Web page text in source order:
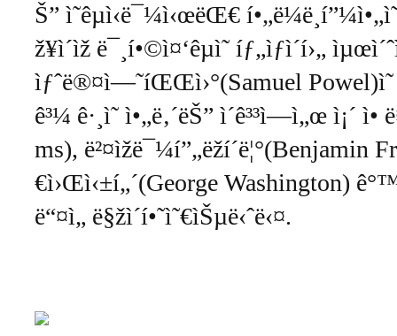
Š” ì˜êµ­ì‹ë¯¼ì‹œëŒ€
ž¥ì´ìž ë¯¸í•©ì¤‘êµ­ì˜ íƒ„ìƒì´í›„
ìƒˆë®¤ì—˜íŒŒì›°(Samuel Powel)ì˜
ê³¼ ê·¸ì˜ ì•„ë‚´ëŠ” ì´ê³³ì—ì„œ ì¡´
ms), ë²¤ìžë¯¼í”„ëž­í´ë¦°(Benjamin
€ì›Œì‹±í„´(George Washington)
ë“¤ì„ ë§žì´í•˜ì˜€ìŠµë‹ˆë‹¤.